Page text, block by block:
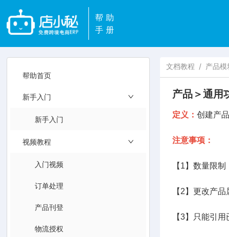
帮助
手册
帮助首页
新手入门
新手入门
视频教程
入门视频
订单处理
产品刊登
物流授权
文档教程 / 产品模
产品＞通用
定义： 创建产
注意事项：
【1】数量限
【2】更改产
【3】只能引